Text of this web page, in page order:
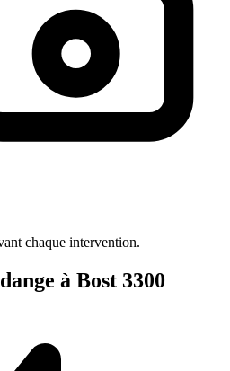
chaque intervention.
à Bost 3300